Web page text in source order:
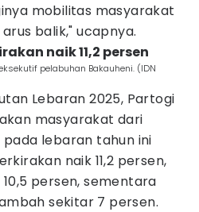
mobilitas masyarakat
balik," ucapnya.
naik 11,2 persen
pelabuhan Bakauheni. (IDN
Lebaran 2025, Partogi
masyarakat dari
lebaran tahun ini
naik 11,2 persen,
persen, sementara
sekitar 7 persen.